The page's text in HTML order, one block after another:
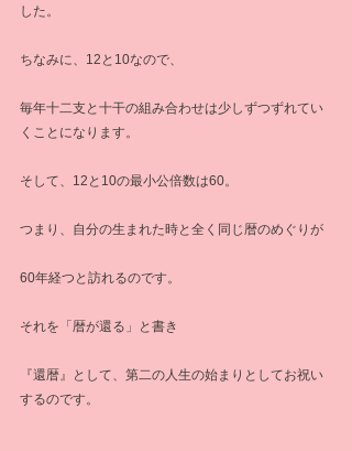
した。
ちなみに、12と10なので、
毎年十二支と十干の組み合わせは少しずつずれてい
くことになります。
そして、12と10の最小公倍数は60。
つまり、自分の生まれた時と全く同じ暦のめぐりが
60年経つと訪れるのです。
それを「暦が還る」と書き
『還暦』として、第二の人生の始まりとしてお祝い
するのです。